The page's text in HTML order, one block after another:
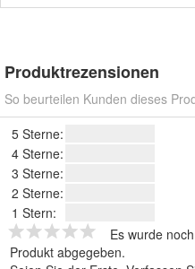
Produktrezensionen
So beurteilen Kunden dieses
5 Sterne:
4 Sterne:
3 Sterne:
2 Sterne:
1 Stern:
Es wurde
Produkt abgegeben.